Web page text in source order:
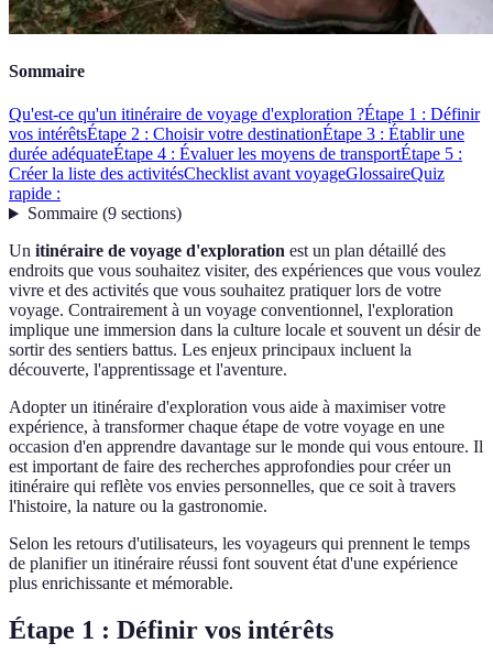
Sommaire
Qu'est-ce qu'un itinéraire de voyage d'exploration ?Étape 1 : Définir
vos intérêtsÉtape 2 : Choisir votre destinationÉtape 3 : Établir une
durée adéquateÉtape 4 : Évaluer les moyens de transportÉtape 5 :
Créer la liste des activitésChecklist avant voyageGlossaireQuiz
rapide :
Sommaire(9 sections)
Un itinéraire de voyage d'exploration est un plan détaillé des
endroits que vous souhaitez visiter, des expériences que vous voulez
vivre et des activités que vous souhaitez pratiquer lors de votre
voyage. Contrairement à un voyage conventionnel, l'exploration
implique une immersion dans la culture locale et souvent un désir de
sortir des sentiers battus. Les enjeux principaux incluent la
découverte, l'apprentissage et l'aventure.
Adopter un itinéraire d'exploration vous aide à maximiser votre
expérience, à transformer chaque étape de votre voyage en une
occasion d'en apprendre davantage sur le monde qui vous entoure. Il
est important de faire des recherches approfondies pour créer un
itinéraire qui reflète vos envies personnelles, que ce soit à travers
l'histoire, la nature ou la gastronomie.
Selon les retours d'utilisateurs, les voyageurs qui prennent le temps
de planifier un itinéraire réussi font souvent état d'une expérience
plus enrichissante et mémorable.
Étape 1 : Définir vos intérêts